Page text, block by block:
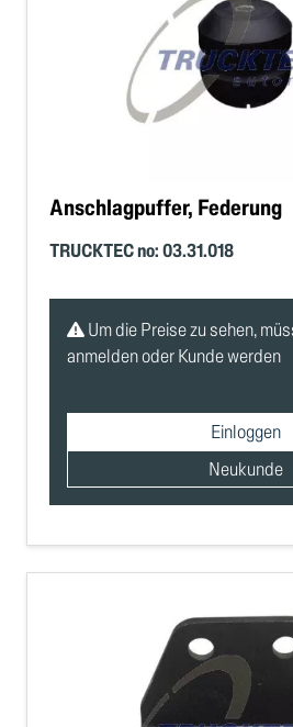
Anschlagpuffer, Federung
TRUCKTEC no: 03.31.018
Um die Preise zu sehen,
anmelden oder Kunde werden
Einloggen
Neukunde